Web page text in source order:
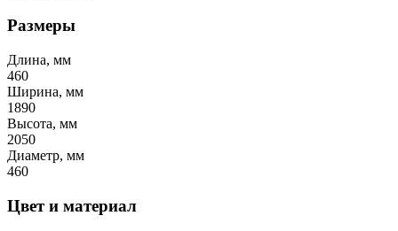
Размеры
Длина, мм
460
Ширина, мм
1890
Высота, мм
2050
Диаметр, мм
460
Цвет и материал